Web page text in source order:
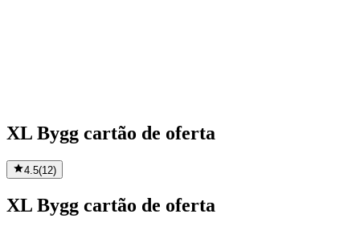
XL Bygg cartão de oferta
4.5(12)
XL Bygg cartão de oferta